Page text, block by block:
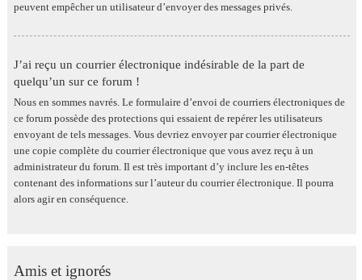
peuvent empêcher un utilisateur d’envoyer des messages privés.
J’ai reçu un courrier électronique indésirable de la part de
quelqu’un sur ce forum !
Nous en sommes navrés. Le formulaire d’envoi de courriers électroniques de
ce forum possède des protections qui essaient de repérer les utilisateurs
envoyant de tels messages. Vous devriez envoyer par courrier électronique
une copie complète du courrier électronique que vous avez reçu à un
administrateur du forum. Il est très important d’y inclure les en-têtes
contenant des informations sur l’auteur du courrier électronique. Il pourra
alors agir en conséquence.
Amis et ignorés